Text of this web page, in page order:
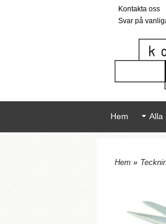
Kontakta oss
Svar på
Hem Alla
Hem »